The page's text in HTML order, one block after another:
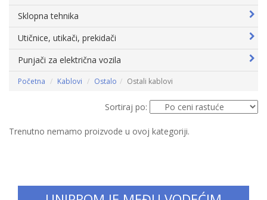
Sklopna tehnika
Utičnice, utikači, prekidači
Punjači za električna vozila
Početna Kablovi Ostalo Ostali kablovi
Sortiraj po:
Trenutno nemamo proizvode u ovoj kategoriji.